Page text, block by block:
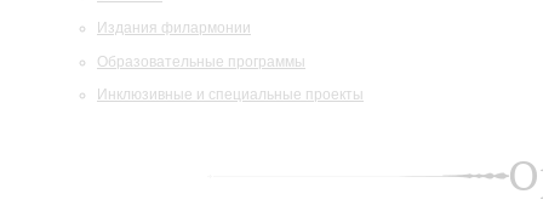
Издания филармонии
Образовательные программы
Инклюзивные и специальные проекты